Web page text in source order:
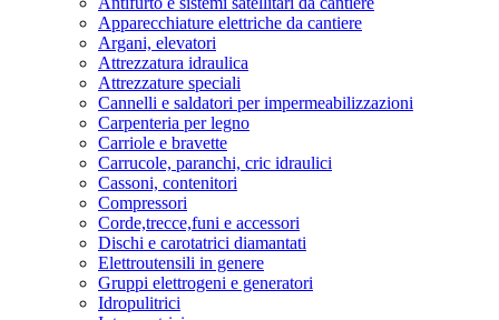
Apparecchiature elettriche da cantiere
Argani, elevatori
Attrezzatura idraulica
Attrezzature speciali
Cannelli e saldatori per impermeabilizzazioni
Carpenteria per legno
Carriole e bravette
Carrucole, paranchi, cric idraulici
Cassoni, contenitori
Compressori
Corde,trecce,funi e accessori
Dischi e carotatrici diamantati
Elettroutensili in genere
Gruppi elettrogeni e generatori
Idropulitrici